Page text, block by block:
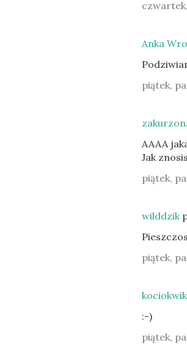
Anka
piątek,
AAAA
Jak
piątek,
wilddzik
piątek,
kociokwik
:-)
piątek,